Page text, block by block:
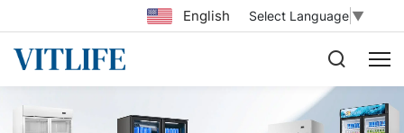
Select Language ▼
English